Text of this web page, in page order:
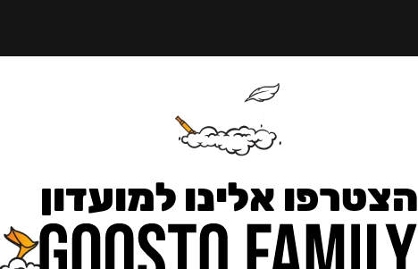
הצטרפו אלינו למועדון